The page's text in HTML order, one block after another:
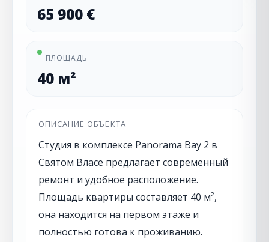
65 900 €
ПЛОЩАДЬ
40 м²
ОПИСАНИЕ ОБЪЕКТА
Студия в комплексе Panorama Bay 2 в
Святом Власе предлагает современный
ремонт и удобное расположение.
Площадь квартиры составляет 40 м²,
она находится на первом этаже и
полностью готова к проживанию.